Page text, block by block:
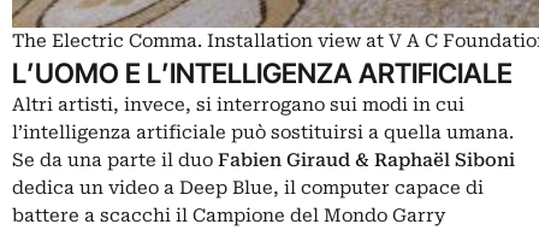
The Electric Comma. Installation view at V A C
L’UOMO E L’INTELLIGENZA ARTIFICIALE
Altri artisti, invece, si interrogano sui modi in cui
l’intelligenza artificiale può sostituirsi a quella umana.
Se da una parte il duo Fabien Giraud & Raphaël Siboni
dedica un video a Deep Blue, il computer capace di
battere a scacchi il Campione del Mondo Garry